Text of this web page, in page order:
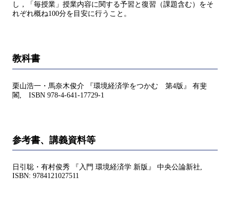
し，「毎授業」授業内容に関する予習と復習（課題含む）をそ
れぞれ概ね100分を目安に行うこと。
教科書
栗山浩一・馬奈木俊介 『環境経済学をつかむ 第4版』 有斐
閣, ISBN 978-4-641-17729-1
参考書、講義資料等
日引聡・有村俊秀 『入門 環境経済学 新版』 中央公論新社,
ISBN: 9784121027511